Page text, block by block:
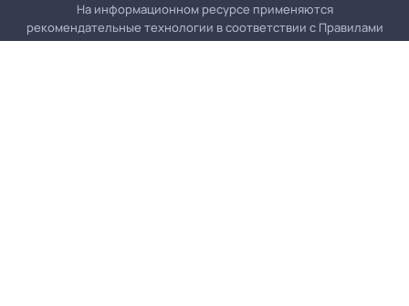
На информационном ресурсе применяются
рекомендательные технологии в соответствии с Правилами